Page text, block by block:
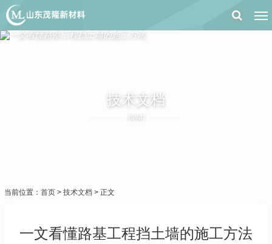
技术文档
JSWD
当前位置： 首页 > 技术文档 > 正文
一文看懂路基工程挡土墙的施工方法